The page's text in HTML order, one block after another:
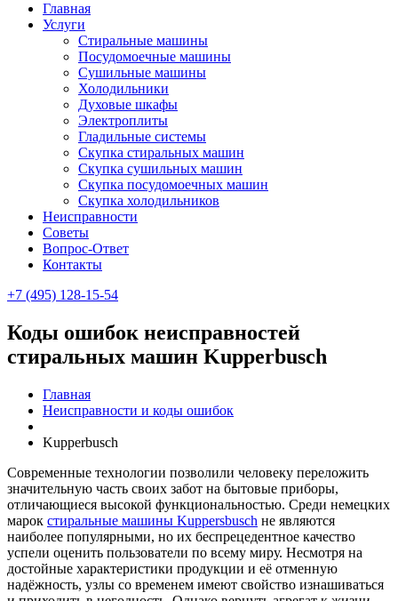
Главная
Услуги
Стиральные машины
Посудомоечные машины
Сушильные машины
Холодильники
Духовые шкафы
Электроплиты
Гладильные системы
Скупка стиральных машин
Скупка сушильных машин
Скупка посудомоечных машин
Скупка холодильников
Неисправности
Советы
Вопрос-Ответ
Контакты
+7 (495) 128-15-54
Коды ошибок неисправностей
стиральных машин Kupperbusch
Главная
Неисправности и коды ошибок
Kupperbusch
Современные технологии позволили человеку переложить
значительную часть своих забот на бытовые приборы,
отличающиеся высокой функциональностью. Среди немецких
марок стиральные машины Kuppersbusch не являются
наиболее популярными, но их беспрецедентное качество
успели оценить пользователи по всему миру. Несмотря на
достойные характеристики продукции и её отменную
надёжность, узлы со временем имеют свойство изнашиваться